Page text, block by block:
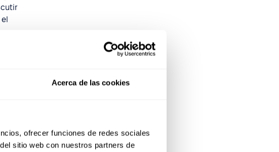
Acerca de las cookies
ofrecer funciones de redes sociales
sitio web con nuestros partners de